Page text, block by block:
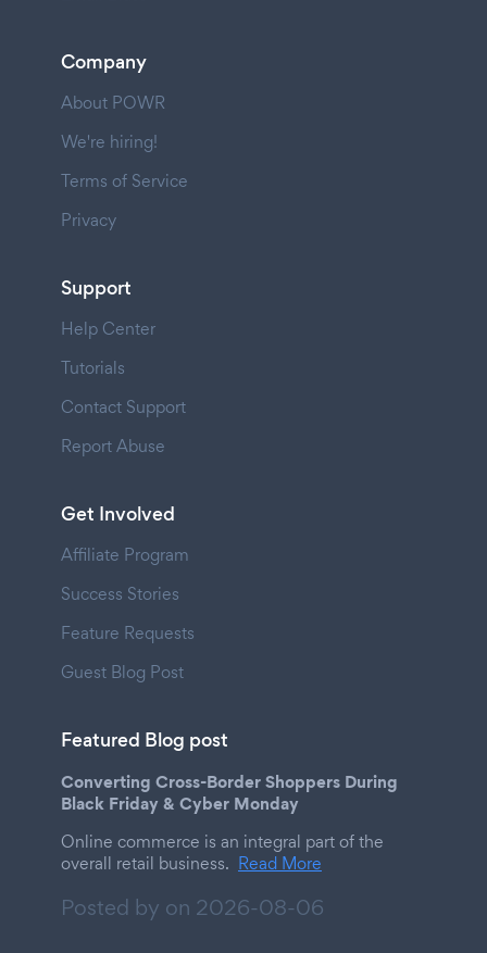
Company
About POWR
We're hiring!
Terms of Service
Privacy
Support
Help Center
Tutorials
Contact Support
Report Abuse
Get Involved
Affiliate Program
Success Stories
Feature Requests
Guest Blog Post
Featured Blog post
Converting Cross-Border Shoppers During
Black Friday & Cyber Monday
Online commerce is an integral part of the
overall retail business. Read More
Posted by on 2026-08-06